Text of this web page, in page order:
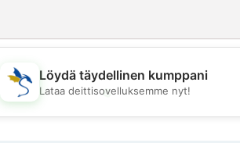
💖
Löydä täydellinen kumppani
Lataa deittisovelluksemme nyt!